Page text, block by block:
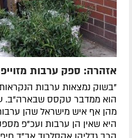
אזהרה: ספק ערבות
"בשוק נמצאות ערבות
הוא ממדבר טקסס שבארה"ב.
מהן אף איש מישראל שהן
היא שאין הן ערבות ועכ"פ